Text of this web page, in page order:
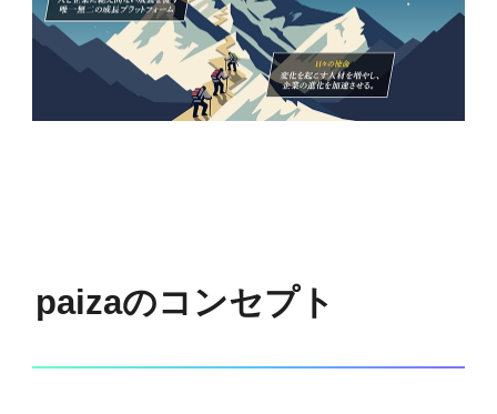
paizaのコンセプト